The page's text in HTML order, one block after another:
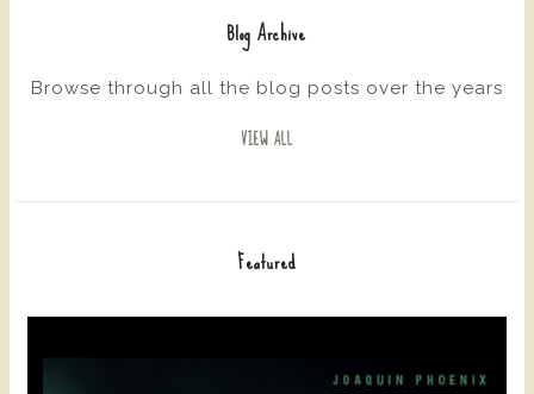
Blog Archive
Browse through all the blog posts over the years
VIEW ALL
Featured